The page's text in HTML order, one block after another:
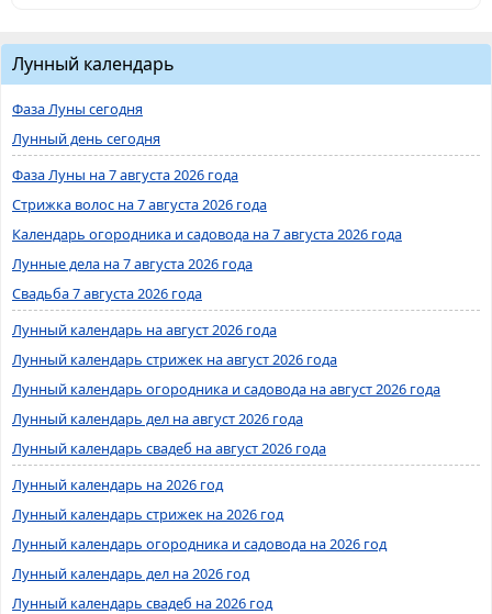
Лунный календарь
Фаза Луны сегодня
Лунный день сегодня
Фаза Луны на 7 августа 2026 года
Стрижка волос на 7 августа 2026 года
Календарь огородника и садовода на 7 августа 2026 года
Лунные дела на 7 августа 2026 года
Свадьба 7 августа 2026 года
Лунный календарь на август 2026 года
Лунный календарь стрижек на август 2026 года
Лунный календарь огородника и садовода на август 2026 года
Лунный календарь дел на август 2026 года
Лунный календарь свадеб на август 2026 года
Лунный календарь на 2026 год
Лунный календарь стрижек на 2026 год
Лунный календарь огородника и садовода на 2026 год
Лунный календарь дел на 2026 год
Лунный календарь свадеб на 2026 год